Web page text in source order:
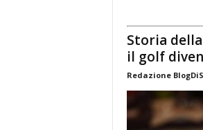
Storia
il golf
Redazione